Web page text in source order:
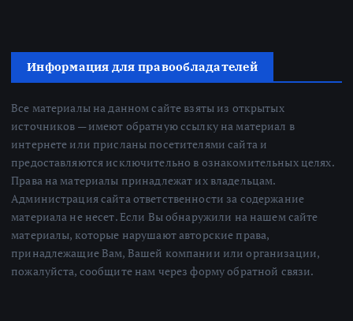
Информация для правообладателей
Все материалы на данном сайте взяты из открытых
источников — имеют обратную ссылку на материал в
интернете или присланы посетителями сайта и
предоставляются исключительно в ознакомительных целях.
Права на материалы принадлежат их владельцам.
Администрация сайта ответственности за содержание
материала не несет. Если Вы обнаружили на нашем сайте
материалы, которые нарушают авторские права,
принадлежащие Вам, Вашей компании или организации,
пожалуйста, сообщите нам через форму обратной связи.